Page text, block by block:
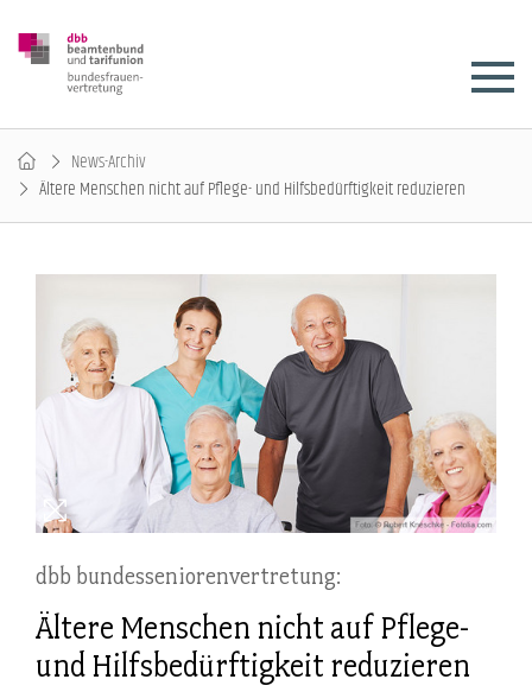
News-Archiv
Ältere Menschen nicht auf Pflege- und Hilfsbedürftigkeit reduzieren
dbb bundesseniorenvertretung:
Ältere Menschen nicht auf Pflege-
und Hilfsbedürftigkeit reduzieren